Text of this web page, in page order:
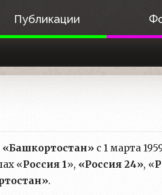
Публикации
«Башкортостан» с 1 марта
«Россия 1», «Россия 24», «
.